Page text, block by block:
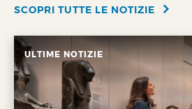
SCOPRI TUTTE LE NOTIZIE
ULTIME NOTIZIE